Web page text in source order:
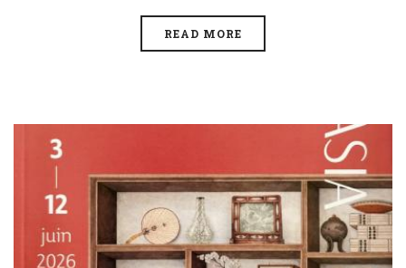
READ MORE